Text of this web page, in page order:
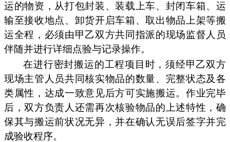
运的物资，从打包封装、装载上车、封闭车箱、运
输至接收地点、卸货开启车箱、取出物品上架等搬
运全程，必须由甲乙双方共同指派的现场监督人员
伴随并进行详细点验与记录操作。
在进行密封搬运的工程项目时，须经甲乙双方
现场主管人员共同核实物品的数量、完整状态及各
类属性，达成一致意见后方可实施搬运。作业完毕
后，双方负责人还需再次核验物品的上述特性，确
保其与搬运前状况无异，并在确认无误后签字并完
成验收程序。